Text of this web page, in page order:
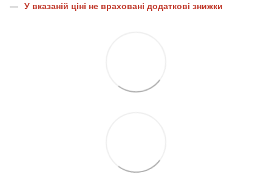
У вказаній ціні не враховані додаткові знижки